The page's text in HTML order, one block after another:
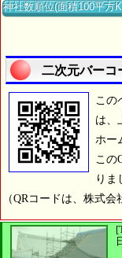
神社数順位(面積100平方
二次元バーコ
この
は、
ホー
この
りま
（QRコードは、株式